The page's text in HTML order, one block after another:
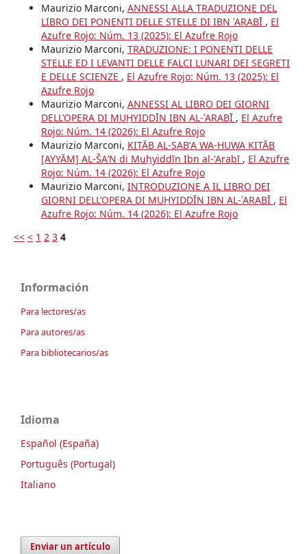
Maurizio Marconi, ANNESSI ALLA TRADUZIONE DEL
LIBRO DEI PONENTI DELLE STELLE DI IBN ʿARABĪ , El
Azufre Rojo: Núm. 13 (2025): El Azufre Rojo
Maurizio Marconi, TRADUZIONE: I PONENTI DELLE
STELLE ED I LEVANTI DELLE FALCI LUNARI DEI SEGRETI
E DELLE SCIENZE , El Azufre Rojo: Núm. 13 (2025): El
Azufre Rojo
Maurizio Marconi, ANNESSI AL LIBRO DEI GIORNI
DELL’OPERA DI MUḤYIDDĪN IBN AL-ʿARABĪ , El Azufre
Rojo: Núm. 14 (2026): El Azufre Rojo
Maurizio Marconi, KITĀB AL-SABʻA WA-HUWA KITĀB
[AYYĀM] AL-ŠAʼN di Muḥyiddīn Ibn al-ʻArabī , El Azufre
Rojo: Núm. 14 (2026): El Azufre Rojo
Maurizio Marconi, INTRODUZIONE A IL LIBRO DEI
GIORNI DELL’OPERA DI MUḤYIDDĪN IBN AL-ʿARABĪ , El
Azufre Rojo: Núm. 14 (2026): El Azufre Rojo
<< < 1 2 3 4
Información
Para lectores/as
Para autores/as
Para bibliotecarios/as
Idioma
Español (España)
Português (Portugal)
Italiano
Enviar un artículo